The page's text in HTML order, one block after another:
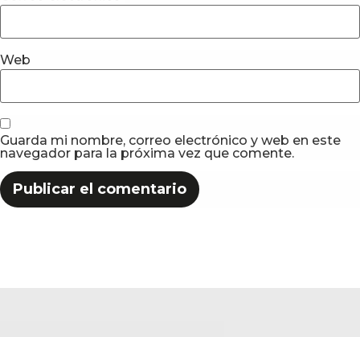
Web
Guarda mi nombre, correo electrónico y web en este
navegador para la próxima vez que comente.